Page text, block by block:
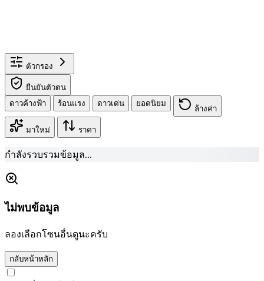
ตัวกรอง
ยืนยันตัวตน
ดาวค้างฟ้า
ร้อนแรง ดาวเด่น ยอดนิยม
ล้างค่า
มาใหม่ ราคา
กำลังรวบรวมข้อมูล...
ไม่พบข้อมูล
ลองเลือกโซนอื่นดูนะครับ
กลับหน้าหลัก